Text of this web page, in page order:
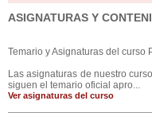
ASIGNATURAS Y
Temario y Asignaturas del curso
Las asignaturas de nuestro
siguen el temario oficial apro...
Ver asignaturas del curso